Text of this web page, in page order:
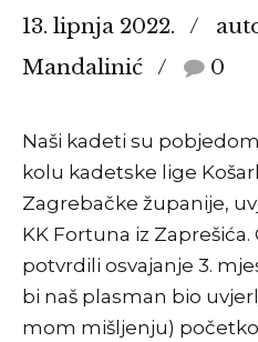
13. lipnja 2022.
Mandalinić
0
Naši kadeti su
kolu kadetske lige
Zagrebačke županije,
KK Fortuna iz
potvrdili osvajanje 3.
bi naš plasman bio
mom mišljenju)